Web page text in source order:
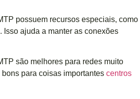
possuem recursos especiais, como
Isso ajuda a manter as conexões
são melhores para redes muito
para coisas importantes centros